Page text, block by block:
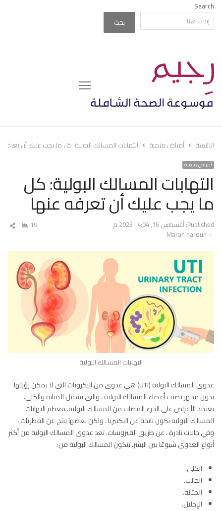
Search
بحث
Menu
الرئيسة أمراض مزمنة التهابات المسالك البولية: كل ما يجب عليك أن تعرفه
أمراض مزمنة
التهابات المسالك البولية: كل
ما يجب عليك أن تعرفه عنها
Published: أغسطس 16, 2023 4:04 م
Author
Marah haroun
15
التهابات المسالك البولية
عدوى المسالك البولية (UTI) هي عدوى من اليكروبات التي لا يمكن رؤيتها
بدون مجهر تصيب أعضاء المسالك البولية ، والتي تشمل المثانة والكلى.
تعتمد الأعراض على الجزء المصاب من المسالك البولية. معظم التهابات
المسالك البولية تكون ناتجة عن البكتيريا ، ولكن بعضها ينتج عن الفطريات ،
وفي حالات نادرة ، عن طريق الفيروسات. تعد عدوى المسالك البولية من أكثر
أنواع العدوى شيوعًا بين البشر. تتكون المسالك البولية من:
الكلى.
الحالب.
المثانة.
الإحليل.